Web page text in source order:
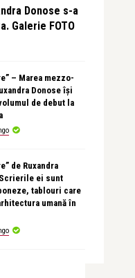
Donose s-a
Galerie FOTO
– Marea mezzo-
Donose își
de debut la
de Ruxandra
ei sunt
tablouri care
umană în